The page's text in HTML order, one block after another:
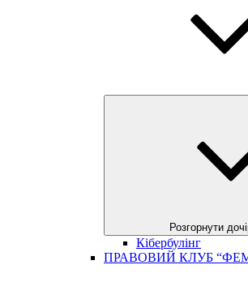
Розгорнути
Кібербулінг
ПРАВОВИЙ КЛУБ